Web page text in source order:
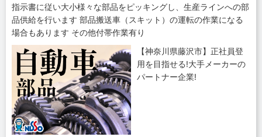
指示書に従い大小様々な部品をピッキングし、生産ラインへの部
品供給を行います 部品搬送車（スキット）の運転の作業になる
場合もあります その他付帯作業有り
【神奈川県藤沢市】正社員登
用を目指せる!大手メーカーの
パートナー企業!